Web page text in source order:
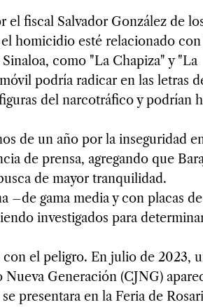
el fiscal Salvador González de
homicidio esté relacionado
como "La Chapiza" y "La
podría radicar en las letras
del narcotráfico y podrían
de un año por la inseguridad
de prensa, agregando que
de mayor tranquilidad.
–de gama media y con placas de
investigados para
el peligro. En julio de 2023,
Generación (CJNG)
presentara en la Feria de